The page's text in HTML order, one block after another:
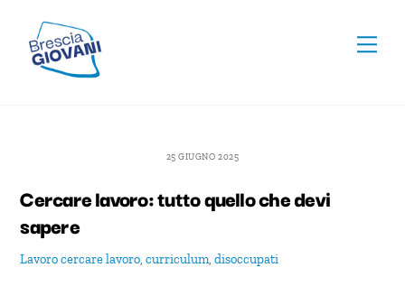
content
25 GIUGNO 2025
Cercare lavoro: tutto quello che devi
sapere
Lavorocercare lavoro ,curriculum ,disoccupati